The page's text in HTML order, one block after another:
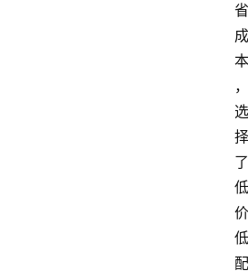
省
成
本
，
选
择
了
低
价
低
配